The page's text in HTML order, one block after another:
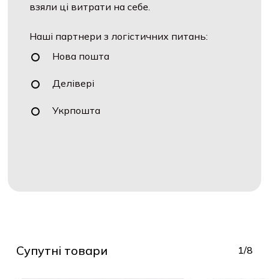
взяли ці витрати на себе.
Наші партнери з логістичних питань:
Нова пошта
Делівері
Укрпошта
Супутні товари 1/8